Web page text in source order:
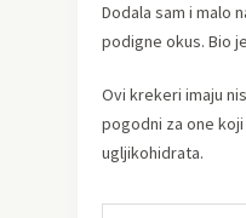
Dodala sam i malo
podigne okus. Bio
Ovi krekeri imaju
pogodni za one
ugljikohidrata.